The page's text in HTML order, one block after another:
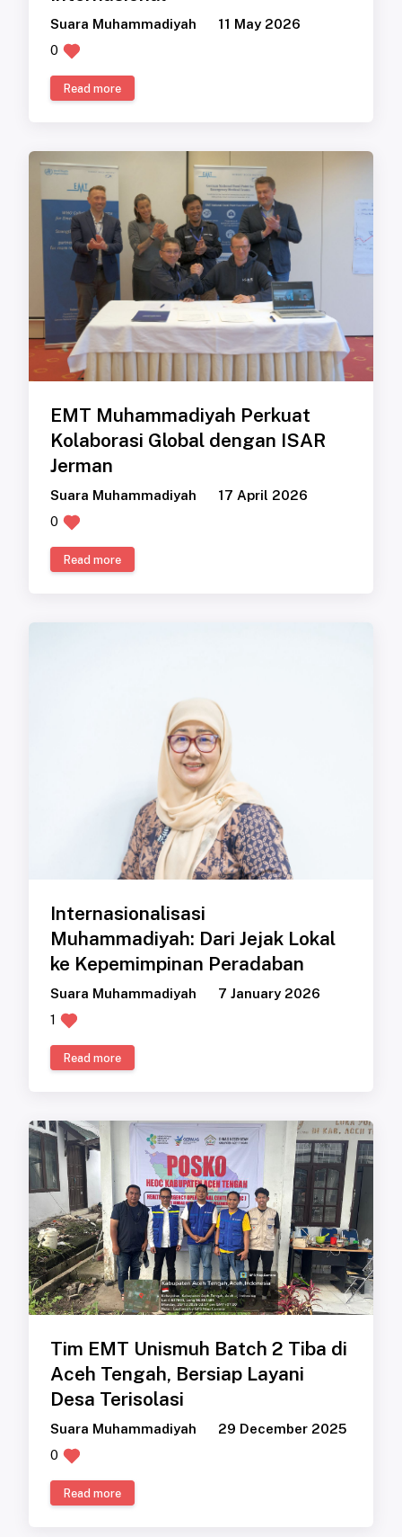
Suara Muhammadiyah
11 May 2026
0
Read more
EMT Muhammadiyah Perkuat
Kolaborasi Global dengan ISAR
Jerman
Suara Muhammadiyah
17 April 2026
0
Read more
Internasionalisasi
Muhammadiyah: Dari Jejak Lokal
ke Kepemimpinan Peradaban
Suara Muhammadiyah
7 January 2026
1
Read more
Tim EMT Unismuh Batch 2 Tiba di
Aceh Tengah, Bersiap Layani
Desa Terisolasi
Suara Muhammadiyah
29 December 2025
0
Read more